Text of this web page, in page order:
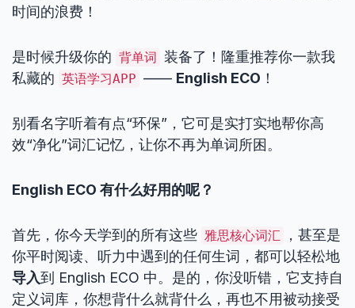
时间的浪费！
是时候升级你的 背单词 装备了！隆重推荐你一款我
私藏的 英语学习APP —— English ECO ！
别看名字听着有点“环保”，它可是实打实地帮你高
效“净化”词汇记忆，让你不再为单词所困。
English ECO 有什么好用的呢？
首先，你今天学到的所有这些 雅思核心词汇
，甚至是
你平时阅读、听力中遇到的任何生词，都可以轻松地
导入到 English ECO 中。是的，你没听错，它支持自
定义词库，你想背什么就背什么，再也不用被动接受